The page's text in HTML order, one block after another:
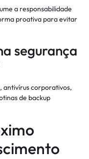
a responsabilidade
proativa para evitar
segurança
antivírus corporativos,
de backup